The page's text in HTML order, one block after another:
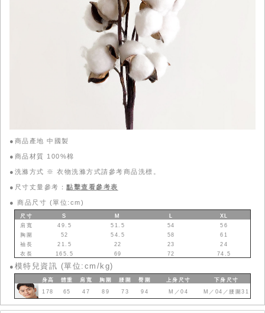
●商品產地 中國製
●商品材質 100%棉
●洗滌方式 ※ 衣物洗滌方式請參考商品洗標。
●尺寸丈量參考： 點擊查看參考表
● 商品尺寸 (單位:cm)
尺寸 S M
XL
肩寬
49.5 51.5 54
56
胸圍
52 54.5 58
61
袖長
21.5 22 23
24
衣長
165.5 69 72 74.5
● 模特兒資訊 (單位:cm/kg)
身高 體重 肩寬 胸圍 腰圍 臀圍 上身 尺寸 下身 尺寸
178
65 47 89 73 94 M／04 M／04／腰圍31